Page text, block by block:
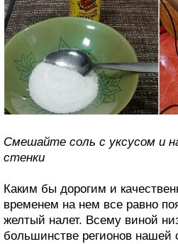
Смешайте соль с уксусом и
стенки
Каким бы дорогим и
временем на нем все равно
желтый налет. Всему виной
большинстве регионов нашей